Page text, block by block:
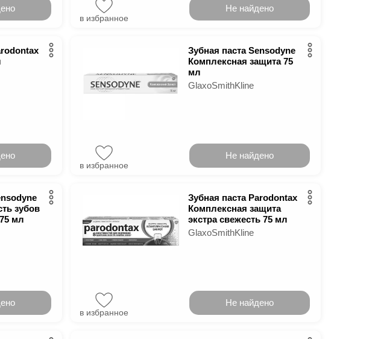
в избранное
Не найдено
Зубная паста Sensodyne
Комплексная защита 75
мл
GlaxoSmithKline
в избранное
Не найдено
зубов
мл
Зубная паста Parodontax
Комплексная защита
экстра свежесть 75 мл
GlaxoSmithKline
в избранное
Не найдено